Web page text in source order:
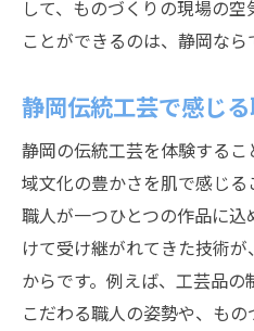
職人文化に触れる
静岡の伝統工芸で
職人が案内する静
職人と学ぶ静岡工
静岡のものづく
静岡の伝統工芸で広が
職人と分かち合う
静岡伝統工芸で感
して、ものづくりの現場の
ことができるのは、静岡なら
静岡伝統工芸で感じ
静岡の伝統工芸を体験する
域文化の豊かさを肌で感じる
職人が一つひとつの作品に
けて受け継がれてきた技術
からです。例えば、工芸品
こだわる職人の姿勢や、も